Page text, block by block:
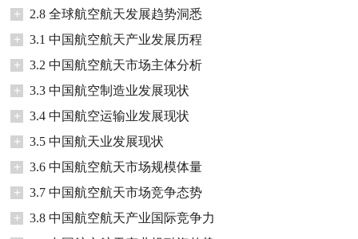
+
2.8 全球航空航天发展趋势洞悉
+
3.1 中国航空航天产业发展历程
+
3.2 中国航空航天市场主体分析
+
3.3 中国航空制造业发展现状
+
3.4 中国航空运输业发展现状
+
3.5 中国航天业发展现状
+
3.6 中国航空航天市场规模体量
+
3.7 中国航空航天市场竞争态势
+
3.8 中国航空航天产业国际竞争力